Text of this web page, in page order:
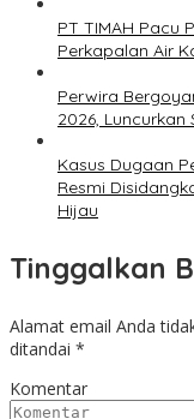
PT TIMAH Pacu
Perkapalan Air
Perwira
2026, Luncurkan
Kasus Dugaan
Resmi
Hijau
Tinggalkan
Alamat email Anda
ditandai *
Komentar